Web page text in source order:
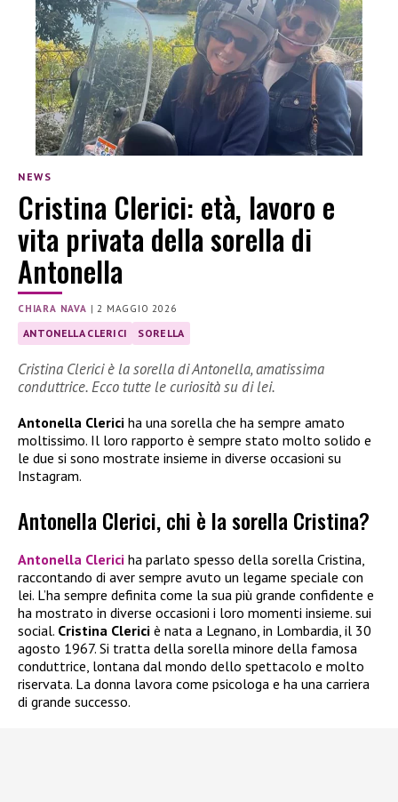
NEWS
Cristina Clerici: età, lavoro e
vita privata della sorella di
Antonella
CHIARA NAVA |2 MAGGIO 2026
ANTONELLA CLERICI SORELLA
Cristina Clerici è la sorella di Antonella, amatissima
conduttrice. Ecco tutte le curiosità su di lei.
Antonella Clerici ha una sorella che ha sempre amato
moltissimo. Il loro rapporto è sempre stato molto solido e
le due si sono mostrate insieme in diverse occasioni su
Instagram.
Antonella Clerici, chi è la sorella Cristina?
Antonella Clerici ha parlato spesso della sorella Cristina,
raccontando di aver sempre avuto un legame speciale con
lei. L’ha sempre definita come la sua più grande confidente e
ha mostrato in diverse occasioni i loro momenti insieme. sui
social. Cristina Clerici è nata a Legnano, in Lombardia, il 30
agosto 1967. Si tratta della sorella minore della famosa
conduttrice, lontana dal mondo dello spettacolo e molto
riservata. La donna lavora come psicologa e ha una carriera
di grande successo.